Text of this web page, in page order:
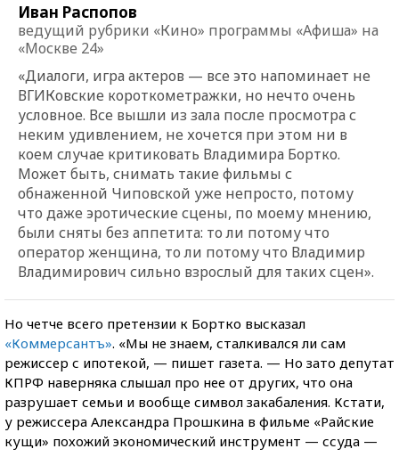
Иван Распопов
ведущий рубрики «Кино» программы «Афиша» на
«Москве 24»
«Диалоги, игра актеров — все это напоминает не
ВГИКовские короткометражки, но нечто очень
условное. Все вышли из зала после просмотра с
неким удивлением, не хочется при этом ни в
коем случае критиковать Владимира Бортко.
Может быть, снимать такие фильмы с
обнаженной Чиповской уже непросто, потому
что даже эротические сцены, по моему мнению,
были сняты без аппетита: то ли потому что
оператор женщина, то ли потому что Владимир
Владимирович сильно взрослый для таких сцен».
Но четче всего претензии к Бортко высказал
«Коммерсантъ». «Мы не знаем, сталкивался ли сам
режиссер с ипотекой, — пишет газета. — Но зато депутат
КПРФ наверняка слышал про нее от других, что она
разрушает семьи и вообще символ закабаления. Кстати,
у режиссера Александра Прошкина в фильме «Райские
кущи» похожий экономический инструмент — ссуда —